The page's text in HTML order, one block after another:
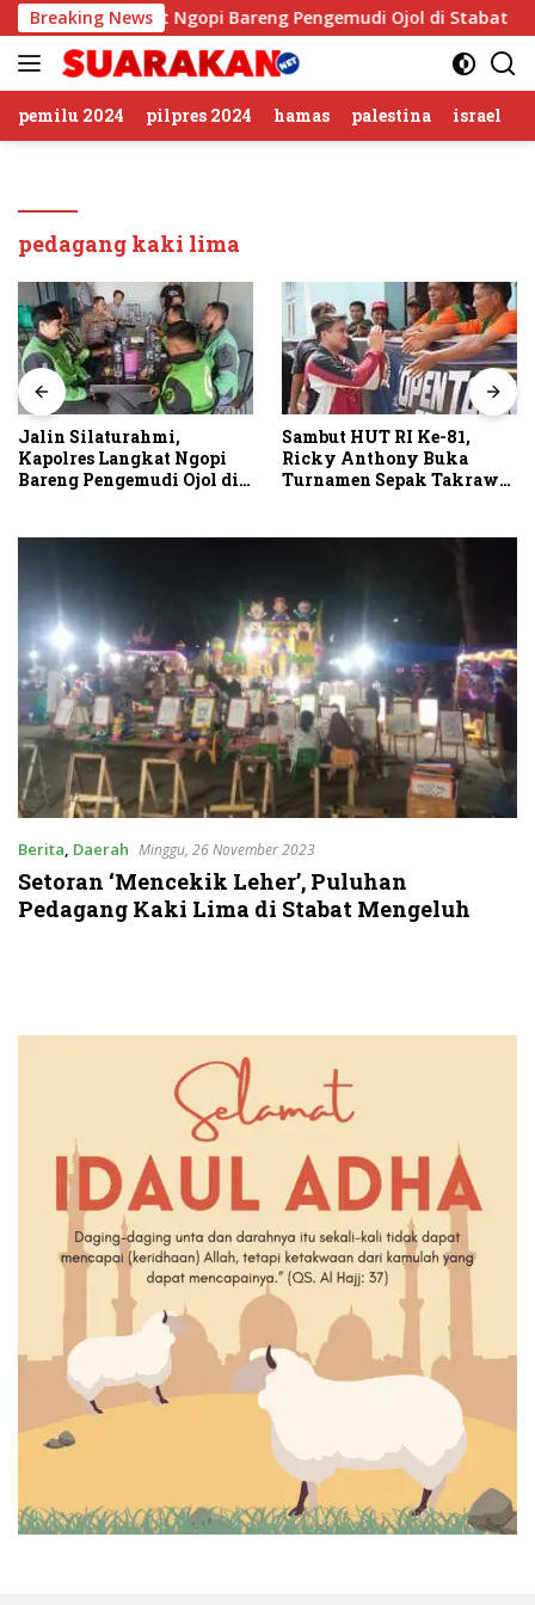
Langsung
ke
konten
Breaking News
Langkat Ngopi Bareng Pengemudi Ojol di Stabat
pemilu 2024 pilpres 2024 hamas palestina israel
pedagang kaki lima
Silaturahmi,
Langkat Ngopi
Pengemudi Ojol di
Sambut HUT RI Ke-81,
Ricky Anthony Buka
Turnamen Sepak Takraw
Berita, Daerah Minggu, 26 November 2023
Setoran ‘Mencekik Leher’, Puluhan
Pedagang Kaki Lima di Stabat Mengeluh